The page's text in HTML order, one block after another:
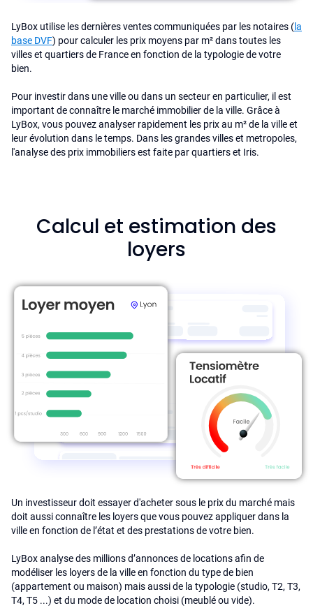
LyBox utilise les dernières ventes communiquées par les notaires (la
base DVF) pour calculer les prix moyens par m² dans toutes les
villes et quartiers de France en fonction de la typologie de votre
bien.
Pour investir dans une ville ou dans un secteur en particulier, il est
important de connaître le marché immobilier de la ville. Grâce à
LyBox, vous pouvez analyser rapidement les prix au m² de la ville et
leur évolution dans le temps. Dans les grandes villes et metropoles,
l'analyse des prix immobiliers est faite par quartiers et Iris.
Calcul et estimation des
loyers
Un investisseur doit essayer d'acheter sous le prix du marché mais
doit aussi connaître les loyers que vous pouvez appliquer dans la
ville en fonction de l’état et des prestations de votre bien.
LyBox analyse des millions d’annonces de locations afin de
modéliser les loyers de la ville en fonction du type de bien
(appartement ou maison) mais aussi de la typologie (studio, T2, T3,
T4, T5 ...) et du mode de location choisi (meublé ou vide).